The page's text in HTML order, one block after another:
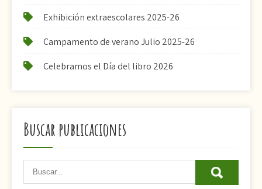
Exhibición extraescolares 2025-26
Campamento de verano Julio 2025-26
Celebramos el Día del libro 2026
Buscar publicaciones